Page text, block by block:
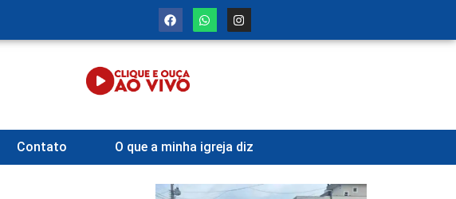
Contato O que a minha igreja diz